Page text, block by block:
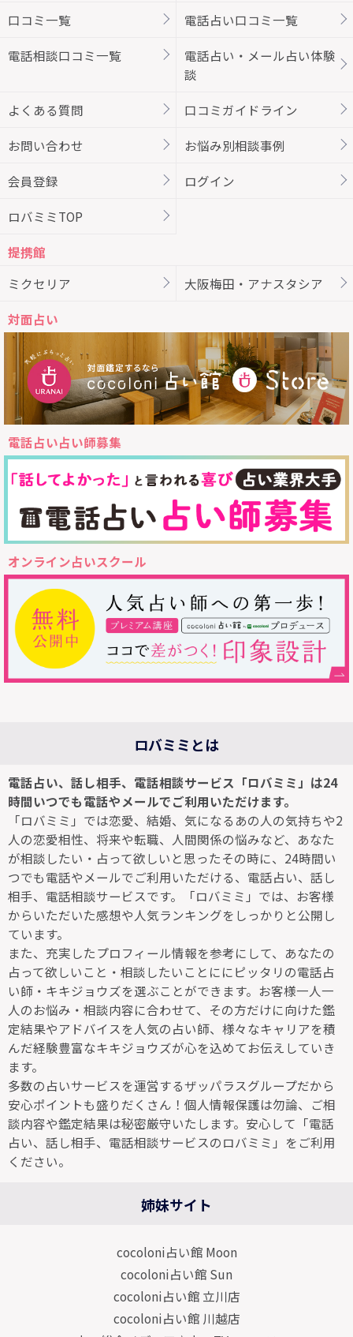
口コミ一覧 電話占い口コミ一覧
電話相談口コミ一覧
電話占い・メール占い体験
談
よくある質問 口コミガイドライン
お問い合わせ お悩み別相談事例
会員登録 ログイン
ロバミミTOP
提携館
ミクセリア
大阪梅田・アナスタシア
対面占い
電話占い占い師募集
オンライン占いスクール
ロバミミとは
電話占い、話し相手、電話相談サービス「ロバミミ」は24
時間いつでも電話やメールでご利用いただけます。
「ロバミミ」では恋愛、結婚、気になるあの人の気持ちや2
人の恋愛相性、将来や転職、人間関係の悩みなど、あなた
が相談したい・占って欲しいと思ったその時に、24時間い
つでも電話やメールでご利用いただける、電話占い、話し
相手、電話相談サービスです。「ロバミミ」では、お客様
からいただいた感想や人気ランキングをしっかりと公開し
ています。
また、充実したプロフィール情報を参考にして、あなたの
占って欲しいこと・相談したいことににピッタリの電話占
い師・キキジョウズを選ぶことができます。お客様一人一
人のお悩み・相談内容に合わせて、その方だけに向けた鑑
定結果やアドバイスを人気の占い師、様々なキャリアを積
んだ経験豊富なキキジョウズが心を込めてお伝えしていき
ます。
多数の占いサービスを運営するザッパラスグループだから
安心ポイントも盛りだくさん！個人情報保護は勿論、ご相
談内容や鑑定結果は秘密厳守いたします。安心して「電話
占い、話し相手、電話相談サービスのロバミミ」をご利用
ください。
姉妹サイト
cocoloni占い館 Moon
cocoloni占い館 Sun
cocoloni占い館 立川店
cocoloni占い館 川越店